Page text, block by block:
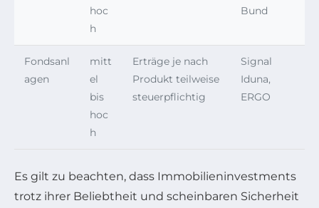
hoc
h
Bund
Fondsanl
agen
mitt
el
bis
hoc
h
Erträge je nach
Produkt teilweise
steuerpflichtig
Signal
Iduna,
ERGO
Es gilt zu beachten, dass Immobilieninvestments
trotz ihrer Beliebtheit und scheinbaren Sicherheit